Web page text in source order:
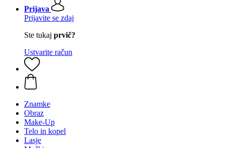
Prijava
Prijavite se zdaj
Ste tukaj prvič?
Ustvarite račun
Znamke
Obraz
Make-Up
Telo in kopel
Lasje